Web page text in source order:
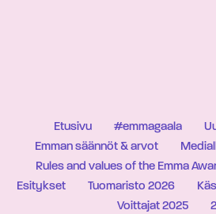
Etusivu #emmagaala
Emman säännöt & arvot
Rules and values of the Emma
Esitykset
Tuomaristo 2026
Voittajat 2025